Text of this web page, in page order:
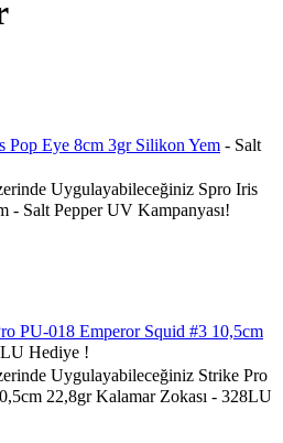
Pop Eye 8cm 3gr Silikon Yem - Salt
Uygulayabileceğiniz Spro Iris
- Salt Pepper UV Kampanyası!
PU-018 Emperor Squid #3 10,5cm
Hediye !
Uygulayabileceğiniz Strike Pro
22,8gr Kalamar Zokası - 328LU